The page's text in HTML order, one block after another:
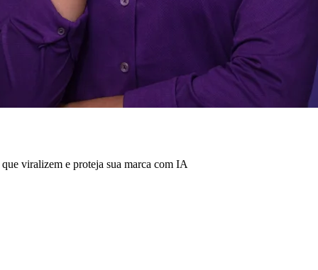
viralizem e proteja sua marca com IA